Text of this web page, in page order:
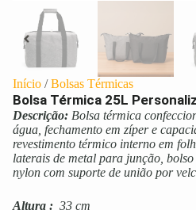
Início /Bolsas Térmicas
Bolsa Térmica 25L
Descrição: Bolsa térmica
água, fechamento em zíper e
revestimento térmico interno em
laterais de metal para junção,
nylon com suporte de união por
Altura : 33 cm